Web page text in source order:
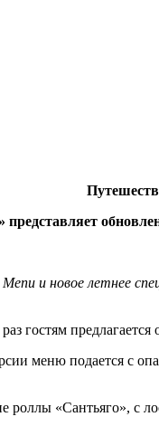
представляет
и новое летнее
гостям
меню подается с
«Сантьяго», с